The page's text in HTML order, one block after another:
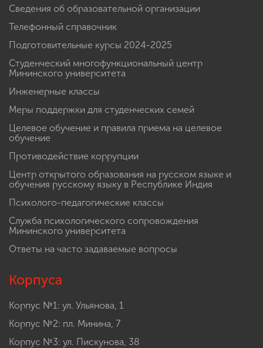
Сведения об образовательной организации
Телефонный справочник
Подготовительные курсы 2024-2025
Студенческий многофункциональный центр
Мининского университета
Инженерные классы
Меры поддержки для студенческих семей
Целевое обучение и правила приема на целевое
обучение
Противодействие коррупции
Центр открытого образования на русском языке и
обучения русскому языку в Республике Индия
Психолого-педагогические классы
Служба психологического сопровождения
Мининского университета
Ответы на часто задаваемые вопросы
Корпуса
Корпус №1: ул. Ульянова, 1
Корпус №2: пл. Минина, 7
Корпус №3: ул. Пискунова, 38